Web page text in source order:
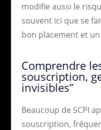
modifie aussi le
souvent ici que se
bon placement et
Comprendre
souscription,
invisibles”
Beaucoup de SCPI
souscription,